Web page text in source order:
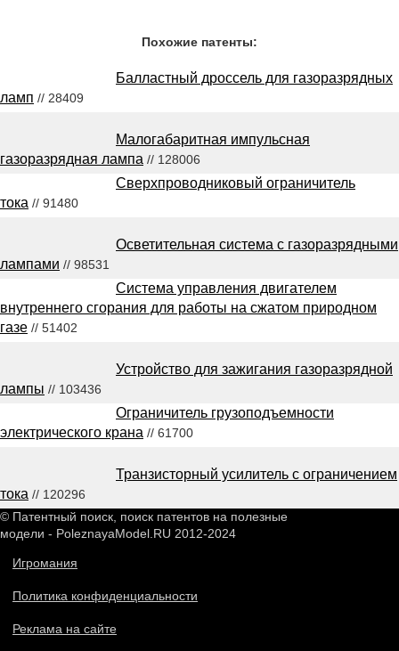
Похожие патенты:
Балластный дроссель для газоразрядных
ламп // 28409
Малогабаритная импульсная
газоразрядная лампа // 128006
Сверхпроводниковый ограничитель
тока // 91480
Осветительная система с газоразрядными
лампами // 98531
Система управления двигателем
внутреннего сгорания для работы на сжатом природном
газе // 51402
Устройство для зажигания газоразрядной
лампы // 103436
Ограничитель грузоподъемности
электрического крана // 61700
Транзисторный усилитель с ограничением
тока // 120296
© Патентный поиск, поиск патентов на полезные
модели - PoleznayaModel.RU 2012-2024
Игромания
Политика конфиденциальности
Реклама на сайте